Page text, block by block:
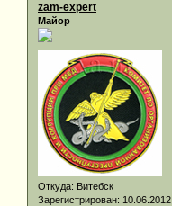
zam-expert
Майор
Откуда: Витебск
Зарегистрирован: 10.06.2012